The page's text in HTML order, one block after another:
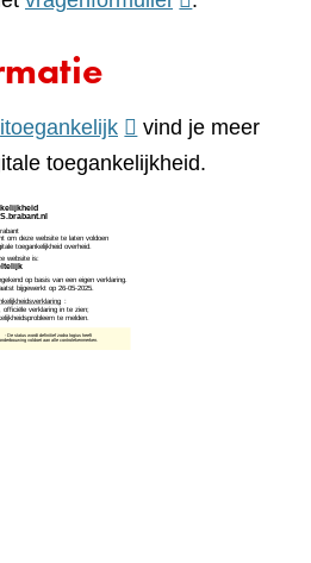
website)
(verwijst
naar
vind je meer
toegankelijkheid.